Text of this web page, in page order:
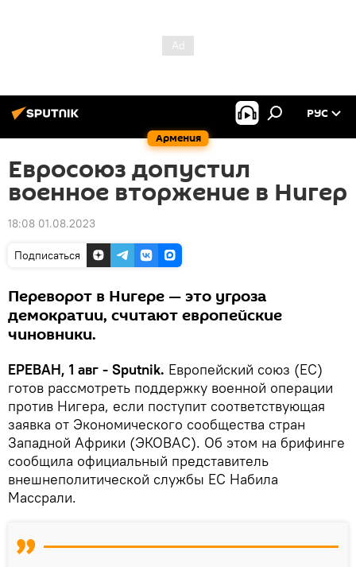
Армения
РУС
Евросоюз допустил
военное вторжение в Нигер
18:08 01.08.2023
Подписаться
Переворот в Нигере — это угроза
демократии, считают европейские
чиновники.
ЕРЕВАН, 1 авг - Sputnik. Европейский союз (ЕС)
готов рассмотреть поддержку военной операции
против Нигера, если поступит соответствующая
заявка от Экономического сообщества стран
Западной Африки (ЭКОВАС). Об этом на брифинге
сообщила официальный представитель
внешнеполитической службы ЕС Набила
Массрали.